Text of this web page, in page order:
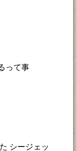
って事
シージェッ